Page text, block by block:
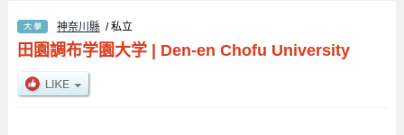
神奈川縣 / 私立
田園調布学園大学| Den-en Chofu University